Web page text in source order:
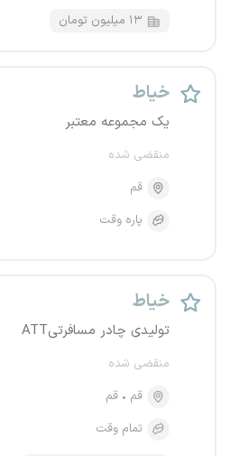
۱۳ میلیون تومان
خیاط
یک مجموعه معتبر
منقضی شده
قم
پاره وقت
خیاط
تولیدی چادر مسافرتیATT
منقضی شده
قم
قم
تمام وقت